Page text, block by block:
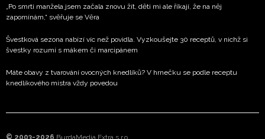
„Po smrti manžela jsem začala znovu žít, děti mi ale říkají, že na něj
zapomínám,“ svěřuje se Věra
Švestková sezona nabízí víc než povidla. Vyzkoušejte 30 receptů, v nichž si
švestky rozumí s mákem či marcipánem
Máte obavy z tvarování ovocných knedlíků? V hrnečku se podle receptu
knedlíkového mistra vždy povedou